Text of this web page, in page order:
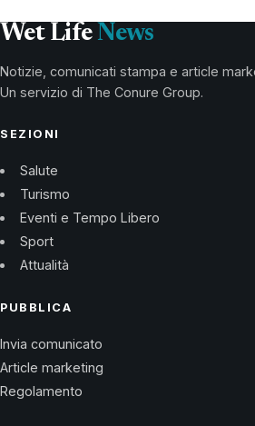
Wet Life News
Notizie, comunicati stampa e article
Un servizio di The Conure Group.
SEZIONI
Salute
Turismo
Eventi e Tempo Libero
Sport
Attualità
PUBBLICA
Invia comunicato
Article marketing
Regolamento